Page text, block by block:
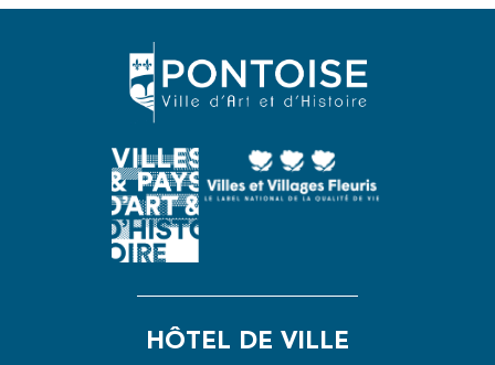
HÔTEL DE VILLE